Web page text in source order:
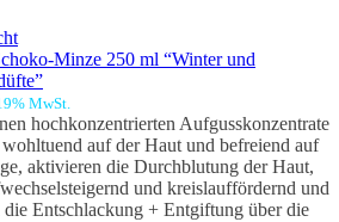
Minze 250 ml “Winter und
MwSt.
hochkonzentrierten Aufgusskonzentrate
auf der Haut und befreiend auf
aktivieren die Durchblutung der Haut,
und kreislauffördernd und
die Entschlackung + Entgiftung über die